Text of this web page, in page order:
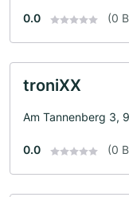
0.0 (0
troniXX
Am Tannenberg 3,
0.0 (0